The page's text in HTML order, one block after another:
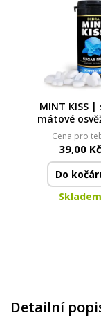
MINT KISS |
mátové
pastilky bez
Cena pro
39,00 Kč
Do
Skladem
Detailní